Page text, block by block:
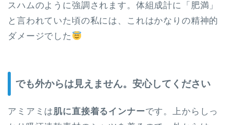
スハムのように強調されます。体組成計に「肥満」
と言われていた頃の私には、これはかなりの精神的
ダメージでした
でも外からは見えません。安心してください
アミアミは肌に直接着るインナーです。上からしっ